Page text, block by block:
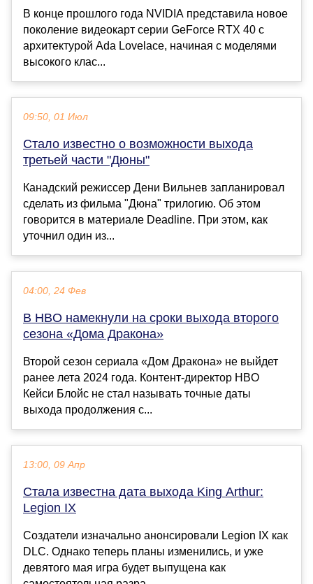
В конце прошлого года NVIDIA представила новое
поколение видеокарт серии GeForce RTX 40 с
архитектурой Ada Lovelace, начиная с моделями
высокого клас...
09:50, 01 Июл
Стало известно о возможности выхода
третьей части "Дюны"
Канадский режиссер Дени Вильнев запланировал
сделать из фильма "Дюна" трилогию. Об этом
говорится в материале Deadline. При этом, как
уточнил один из...
04:00, 24 Фев
В HBO намекнули на сроки выхода второго
сезона «Дома Дракона»
Второй сезон сериала «Дом Дракона» не выйдет
ранее лета 2024 года. Контент-директор HBO
Кейси Блойс не стал называть точные даты
выхода продолжения с...
13:00, 09 Апр
Стала известна дата выхода King Arthur:
Legion IX
Создатели изначально анонсировали Legion IX как
DLC. Однако теперь планы изменились, и уже
девятого мая игра будет выпущена как